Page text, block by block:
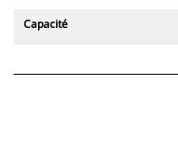
Capacité